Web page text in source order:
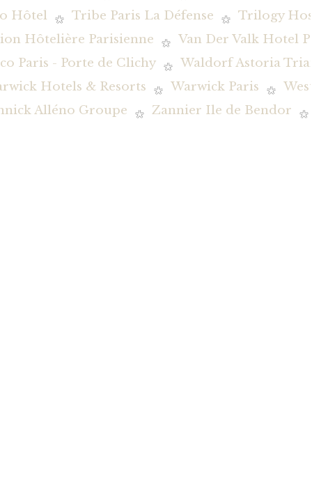
Hôtel
Tribe Paris La Défense
Trilogy
Hôtelière Parisienne
Van Der Valk Hotel
Paris - Porte de Clichy
Waldorf Astoria
Hotels & Resorts
Warwick Paris
Alléno Groupe
Zannier Ile de Bendor